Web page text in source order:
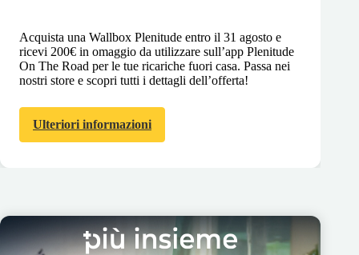
Acquista una Wallbox Plenitude entro il 31 agosto e
ricevi 200€ in omaggio da utilizzare sull’app Plenitude
On The Road per le tue ricariche fuori casa. Passa nei
nostri store e scopri tutti i dettagli dell’offerta!
Ulteriori informazioni